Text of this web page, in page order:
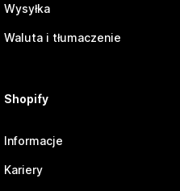
Wysyłka
Waluta i tłumaczenie
Shopify
Informacje
Kariery